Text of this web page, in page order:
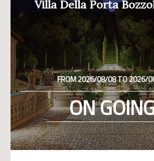
Villa Della Porta
FROM 2026/08/08 TO 2026/
ON